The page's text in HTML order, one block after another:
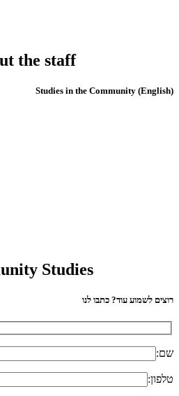
the staff
(English) Studies in the Community
Studies
רוצים לשמוע עוד? כתבו לנו
שם:
טלפון: